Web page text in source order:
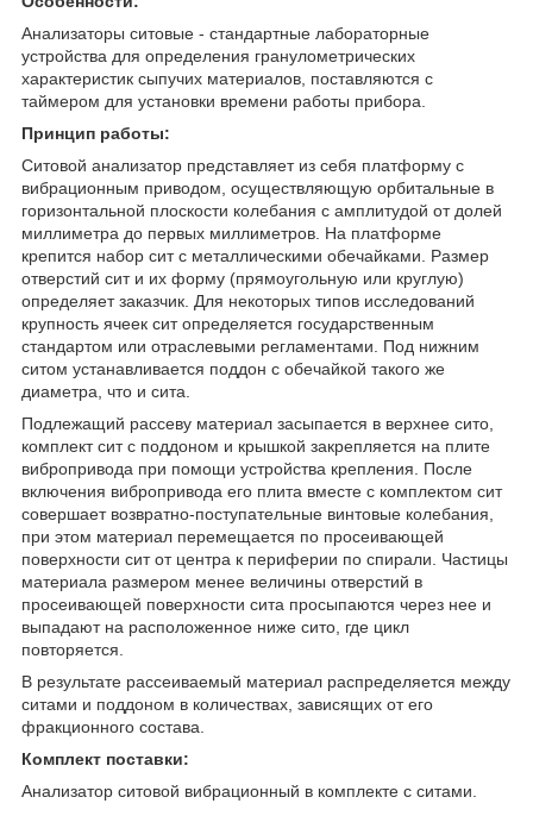
Анализаторы ситовые - стандартные лабораторные
устройства для определения гранулометрических
характеристик сыпучих материалов, поставляются с
таймером для установки времени работы прибора.
Принцип работы:
Ситовой анализатор представляет из себя платформу с
вибрационным приводом, осуществляющую орбитальные в
горизонтальной плоскости колебания с амплитудой от долей
миллиметра до первых миллиметров. На платформе
крепится набор сит с металлическими обечайками. Размер
отверстий сит и их форму (прямоугольную или круглую)
определяет заказчик. Для некоторых типов исследований
крупность ячеек сит определяется государственным
стандартом или отраслевыми регламентами. Под нижним
ситом устанавливается поддон с обечайкой такого же
диаметра, что и сита.
Подлежащий рассеву материал засыпается в верхнее сито,
комплект сит с поддоном и крышкой закрепляется на плите
вибропривода при помощи устройства крепления. После
включения вибропривода его плита вместе с комплектом сит
совершает возвратно-поступательные винтовые колебания,
при этом материал перемещается по просеивающей
поверхности сит от центра к периферии по спирали. Частицы
материала размером менее величины отверстий в
просеивающей поверхности сита просыпаются через нее и
выпадают на расположенное ниже сито, где цикл
повторяется.
В результате рассеиваемый материал распределяется между
ситами и поддоном в количествах, зависящих от его
фракционного состава.
Комплект поставки:
Анализатор ситовой вибрационный в комплекте с ситами.